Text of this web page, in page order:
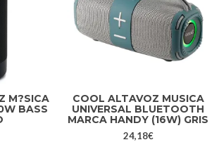
M?SICA
BASS
COOL ALTAVOZ MUSICA
UNIVERSAL BLUETOOTH
MARCA HANDY (16W) GRIS
24,18€